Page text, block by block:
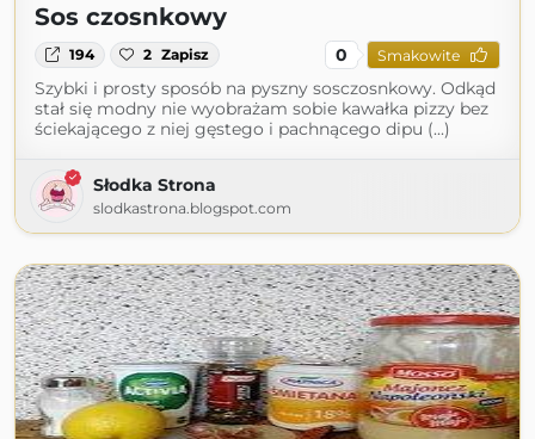
Sos czosnkowy
194 2 Zapisz 0 Smakowite
Szybki i prosty sposób na pyszny sosczosnkowy. Odkąd
stał się modny nie wyobrażam sobie kawałka pizzy bez
ściekającego z niej gęstego i pachnącego dipu (...)
Słodka Strona
slodkastrona.blogspot.com